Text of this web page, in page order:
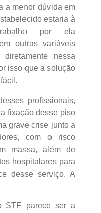
a menor dúvida em
estaria à
por ela
outras variáveis
nessa
isso que a solução
profissionais,
fixação desse piso
grave crise junto a
com o risco
massa, além de
hospitalares para
desse serviço. A
STF parece ser a